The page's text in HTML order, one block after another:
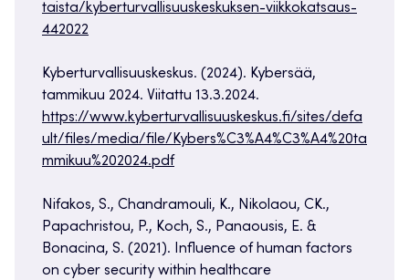
taista/kyberturvallisuuskeskuksen-viikkokatsaus-
442022
Kyberturvallisuuskeskus. (2024). Kybersää,
tammikuu 2024. Viitattu 13.3.2024.
https://www.kyberturvallisuuskeskus.fi/sites/defa
ult/files/media/file/Kybers%C3%A4%C3%A4%20ta
mmikuu%202024.pdf
Nifakos, S., Chandramouli, K., Nikolaou, CK.,
Papachristou, P., Koch, S., Panaousis, E. &
Bonacina, S. (2021). Influence of human factors
on cyber security within healthcare